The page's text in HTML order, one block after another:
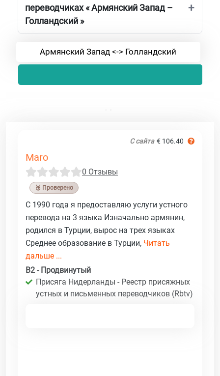
переводчиках « Армянский Запад –
Голландский »
Армянский Запад <-> Голландский
С сайта € 106.40
Maro
0 Отзывы
🥉 Проверено
С 1990 года я предоставляю услуги устного
перевода на 3 языка Изначально армянин,
родился в Турции, вырос на трех языках
Среднее образование в Турции, Читать
дальше ...
B2 - Продвинутый
Присяга Нидерланды - Реестр присяжных
устных и письменных переводчиков (Rbtv)